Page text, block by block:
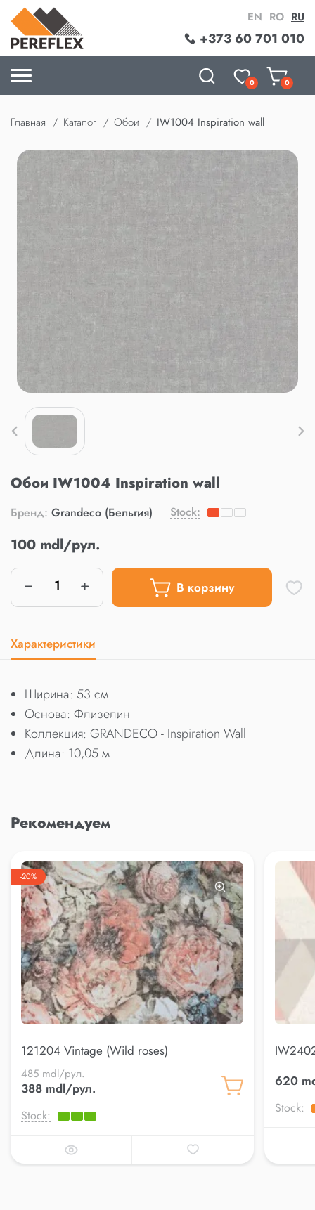
+373 60 701 010
EN RO RU
0 0
Главная Каталог Обои IW1004 Inspiration wall
Обои IW1004 Inspiration wall
Бренд: Grandeco (Бельгия) Stock:
100 mdl/рул.
В корзину
Характеристики
Ширина: 53 см
Основа: Флизелин
Коллекция: GRANDECO - Inspiration Wall
Длина: 10,05 м
Рекомендуем
-20%
121204 Vintage (Wild roses)
485 mdl/рул.
388 mdl/рул.
Stock:
620
Stock: